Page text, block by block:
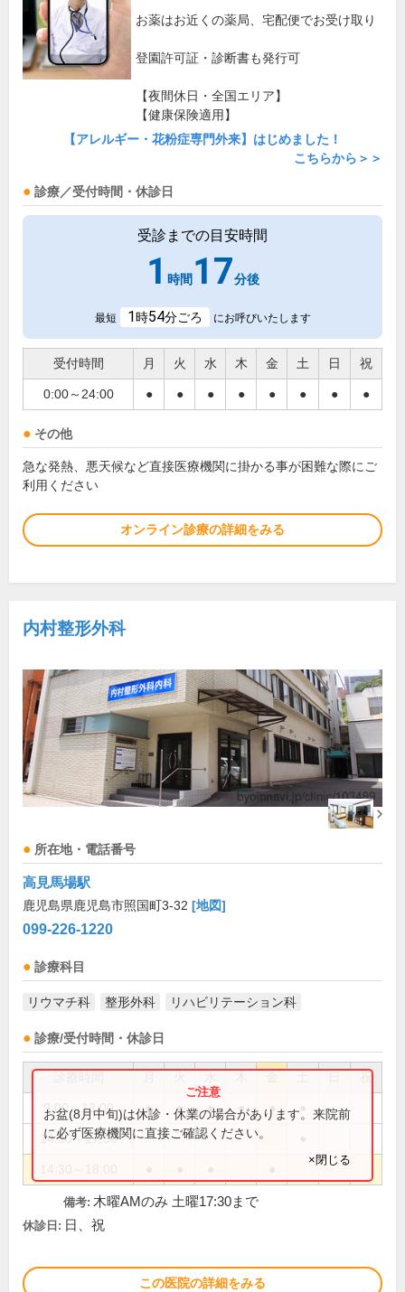
お薬はお近くの薬局、宅配便でお受け取り
登園許可証・診断書も発行可
【夜間休日・全国エリア】
【健康保険適用】
【アレルギー・花粉症専門外来】はじめました！
こちらから＞＞
診療／受付時間・休診日
受診までの目安時間
1 時間17分後
最短 1時54分ごろ にお呼びいたします
受付時間 月 火 水 木 金 土 日 祝
0:00～24:00 ● ● ● ● ● ● ● ●
その他
急な発熱、悪天候など直接医療機関に掛かる事が困難な際にご
利用ください
オンライン診療の詳細をみる
内村整形外科
所在地・電話番号
高見馬場駅
鹿児島県鹿児島市照国町3-32 [地図]
099-226-1220
診療科目
リウマチ科 整形外科 リハビリテーション科
診療/受付時間・休診日
祝
9:00～13:00 ● ● ● ● ●
14:30～17:30
お盆(8月中旬)は休診・休業の場合があります。来院前
に必ず医療機関に直接ご確認ください。
×閉じる
備考: 木曜AMのみ 土曜17:30まで
休診日: 日、祝
この医院の詳細をみる